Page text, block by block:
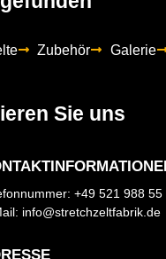
Zubehör Galerie
Sie uns
+49 521 988 55
info@stretchzeltfabrik.de